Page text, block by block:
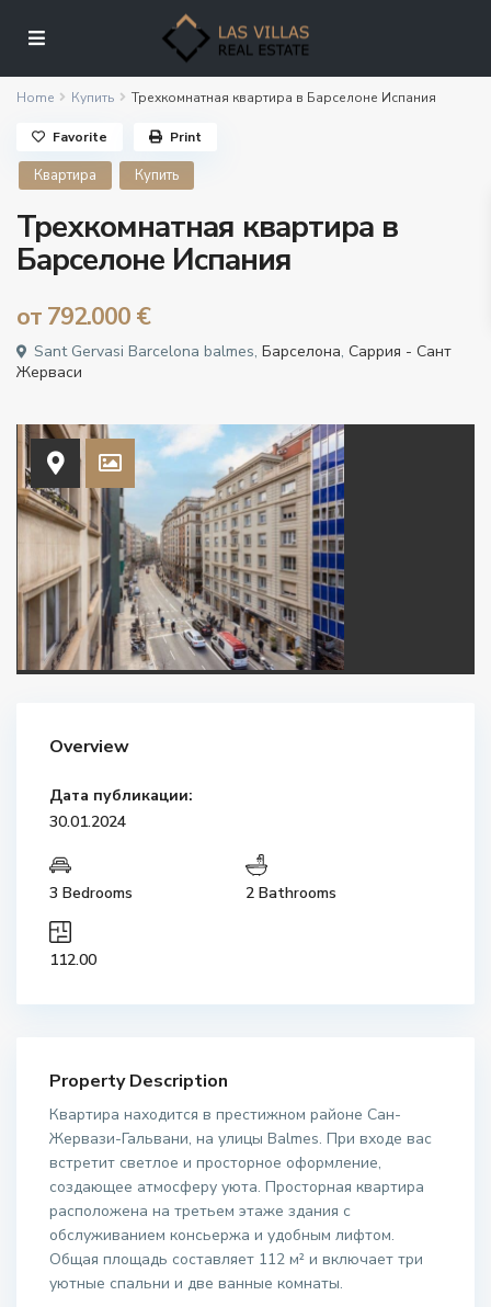
Home Купить Трехкомнатная квартира в Барселоне Испания
Квартира Купить
Трехкомнатная квартира в
Барселоне Испания
от 792.000 €
Sant Gervasi Barcelona balmes,Барселона, Саррия - Сант
Жерваси
Favorite Print
Overview
Дата публикации:
30.01.2024
3 Bedrooms 2 Bathrooms
112.00
Property Description
Квартира находится в престижном районе Сан-
Жервази-Гальвани, на улицы Balmes. При входе вас
встретит светлое и просторное оформление,
создающее атмосферу уюта. Просторная квартира
расположена на третьем этаже здания с
обслуживанием консьержа и удобным лифтом.
Общая площадь составляет 112 м² и включает три
уютные спальни и две ванные комнаты.